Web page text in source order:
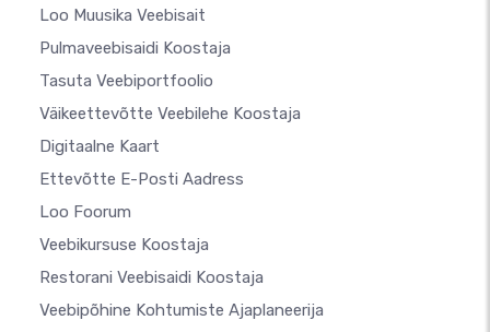
Loo Muusika Veebisait
Pulmaveebisaidi Koostaja
Tasuta Veebiportfoolio
Väikeettevõtte Veebilehe Koostaja
Digitaalne Kaart
Ettevõtte E-Posti Aadress
Loo Foorum
Veebikursuse Koostaja
Restorani Veebisaidi Koostaja
Veebipõhine Kohtumiste Ajaplaneerija